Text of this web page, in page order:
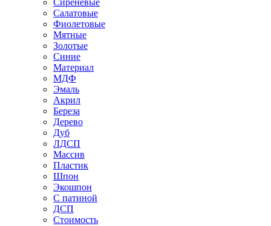
Сиреневые
Салатовые
Фиолетовые
Мятные
Золотые
Синие
Материал
МДФ
Эмаль
Акрил
Береза
Дерево
Дуб
ЛДСП
Массив
Пластик
Шпон
Экошпон
С патиной
ДСП
Стоимость